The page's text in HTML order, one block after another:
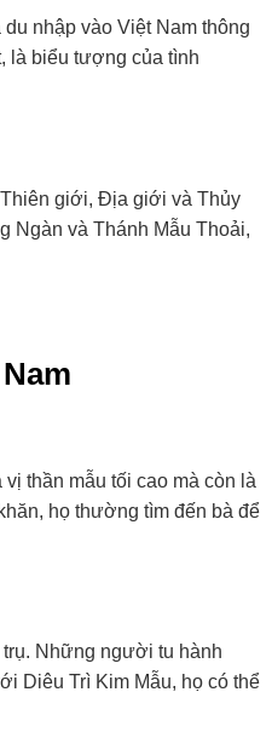
nhập vào Việt Nam thông
là biểu tượng của tình
giới, Địa giới và Thủy
Ngàn và Thánh Mẫu Thoải,
thần mẫu tối cao mà còn là
họ thường tìm đến bà để
Những người tu hành
Diêu Trì Kim Mẫu, họ có thể